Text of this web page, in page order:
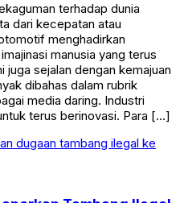
terhadap dunia
dari kecepatan atau
menghadirkan
manusia yang terus
sejalan dengan kemajuan
dibahas dalam rubrik
media daring. Industri
terus berinovasi. Para […]